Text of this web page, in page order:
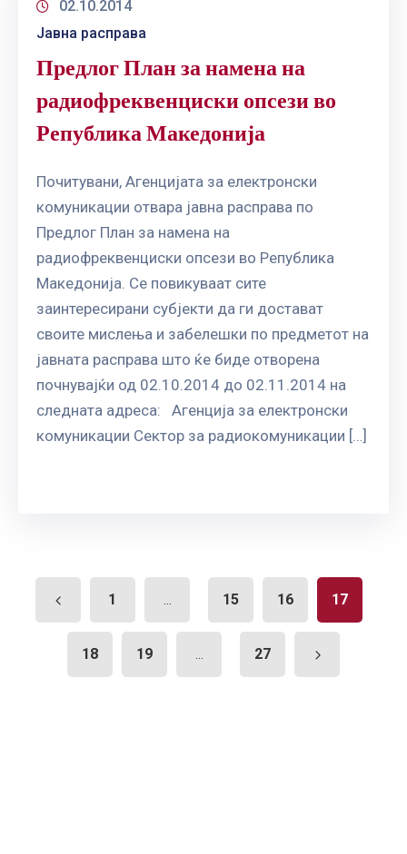
02.10.2014
Јавна расправа
Предлог План за намена на
радиофреквенциски опсези во
Република Македонија
Почитувани, Агенцијата за електронски
комуникации отвара јавна расправа по
Предлог План за намена на
радиофреквенциски опсези во Република
Македонија. Се повикуваат сите
заинтересирани субјекти да ги достават
своите мислења и забелешки по предметот на
јавната расправа што ќе биде отворена
почнувајќи од 02.10.2014 до 02.11.2014 на
следната адреса: Агенција за електронски
комуникации Сектор за радиокомуникации […]
1 ... 15 16 17
18 19 ... 27